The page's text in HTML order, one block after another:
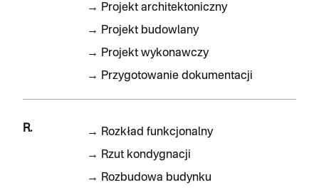
→ Projekt architektoniczny
→ Projekt budowlany
→ Projekt wykonawczy
→ Przygotowanie dokumentacji
R. → Rozkład funkcjonalny
→ Rzut kondygnacji
→ Rozbudowa budynku